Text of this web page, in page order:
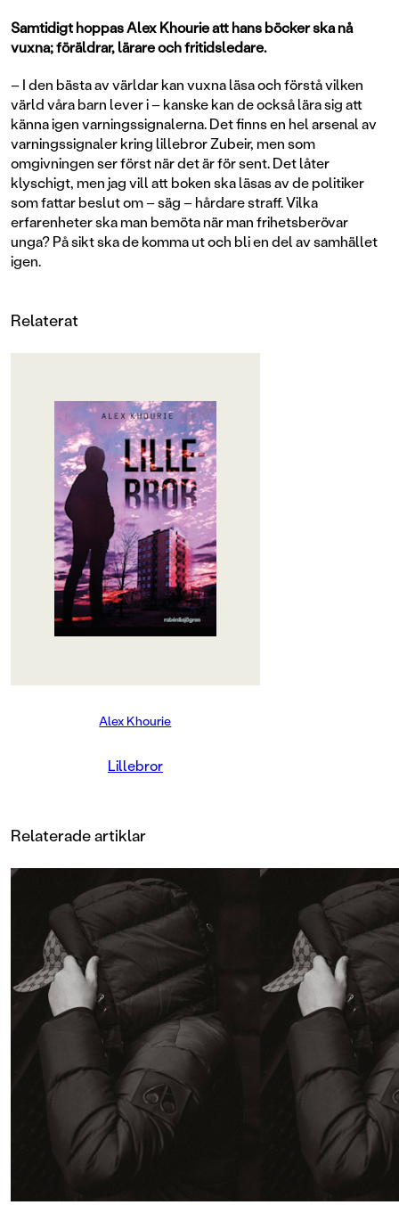
Samtidigt hoppas Alex Khourie att hans böcker ska nå
vuxna; föräldrar, lärare och fritidsledare.
– I den bästa av världar kan vuxna läsa och förstå vilken
värld våra barn lever i – kanske kan de också lära sig att
känna igen varningssignalerna. Det finns en hel arsenal av
varningssignaler kring lillebror Zubeir, men som
omgivningen ser först när det är för sent. Det låter
klyschigt, men jag vill att boken ska läsas av de politiker
som fattar beslut om – säg – hårdare straff. Vilka
erfarenheter ska man bemöta när man frihetsberövar
unga? På sikt ska de komma ut och bli en del av samhället
igen.
Relaterat
OM BOKEN
"Med sin andra ungdomsroman
'Lillebror' visar Alex Khourie att
han är en ny röst att räkna med
inom svensk skönlitteratur. /.../
'Lillebror' bjuder också på en
språkglädje utöver det vanliga. /.../
Khouries romaner förklarar bättre
än press och politiker de
sammanhang som ligger bakom det
ofattbara faktum att barn så unga
som tolv år skjuter för att döda, att
de skjuts till döds.
Nyheter
unga killar från utsatta områden
litteraturen eftersom den sällan
skildrar deras verklighet eller
berättare och handling levande och
upprörande, men det finns hopp."
Bella Stenberg, Borås Tidning"Det
är det jag kom för att snacka med er
om", sa Nuru. "Fuck mig, ärligt.
Benim har alltid klarat sig själv.
Men den jag är orolig för – och då
menar jag riktigt orolig – ja, det är
Zubeir."Hishem har bott hela sitt
liv i Solberga, ett utsatt område i
utkanten av Stockholm. Men det är
hans ort och han älskar den även
om våldet smyger sig på och
skjutningarna och sprängdåden
blir allt fler. Men Hishem och hans
kompisar är inte en del av det där.
De har ambitioner, bra familjer och
drömmer om en annan framtid. De
hänger på grillen, åker och badar,
väntar spänt på
Alex Khourie
Lillebror
Relaterade artiklar